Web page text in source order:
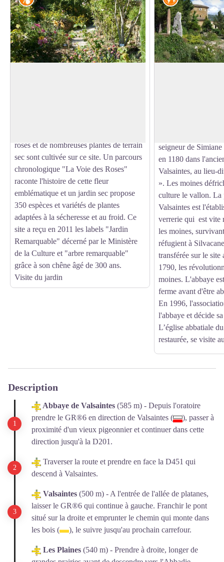
roses et de nombreuses plantes de terrain
sec sont cultivée sur ce site. Un parcours
chronologique "La Voie des Roses"
raconte l'histoire de cette fleur
emblématique et un jardin sec propose
350 espèces et variétés de plantes
adaptées à la sécheresse et au froid. Ce
site a reçu en 2011 les labels "Jardin
Remarquable" décerné par le Ministère
de la Culture et "arbre remarquable"
grâce à son chêne âgé de 300 ans.
Visite du jardin
seigneur de
en 1180 dans
Valsaintes, au lieu-
». Les moines
culture le vallon. La
Valsaintes est
verrerie qui est vite
les moines,
réfugient à
transférée sur le
1790, les
moines. L'abbaye
ferme avant d'être
En 1996,
l'abbaye et décide
L’église abbatiale
restaurée, se visite
Description
Abbaye de Valsaintes (585 m) - Depuis l'oratoire
prendre le GR®6 en direction de Valsaintes (
), passer à
proximité d'un vieux pigeonnier et continuer dans cette
direction jusqu'à la D201.
Traverser la route et prendre en face la D451 qui
descend à Valsaintes.
Valsaintes (500 m) - A l'entrée de l'allée de platanes,
laisser le GR®6 qui continue à gauche. Franchir le pont
situé sur la droite et emprunter le chemin qui monte dans
les bois (
), le suivre jusqu'au prochain carrefour.
Les Plaines (540 m) - Prendre à droite, longer de